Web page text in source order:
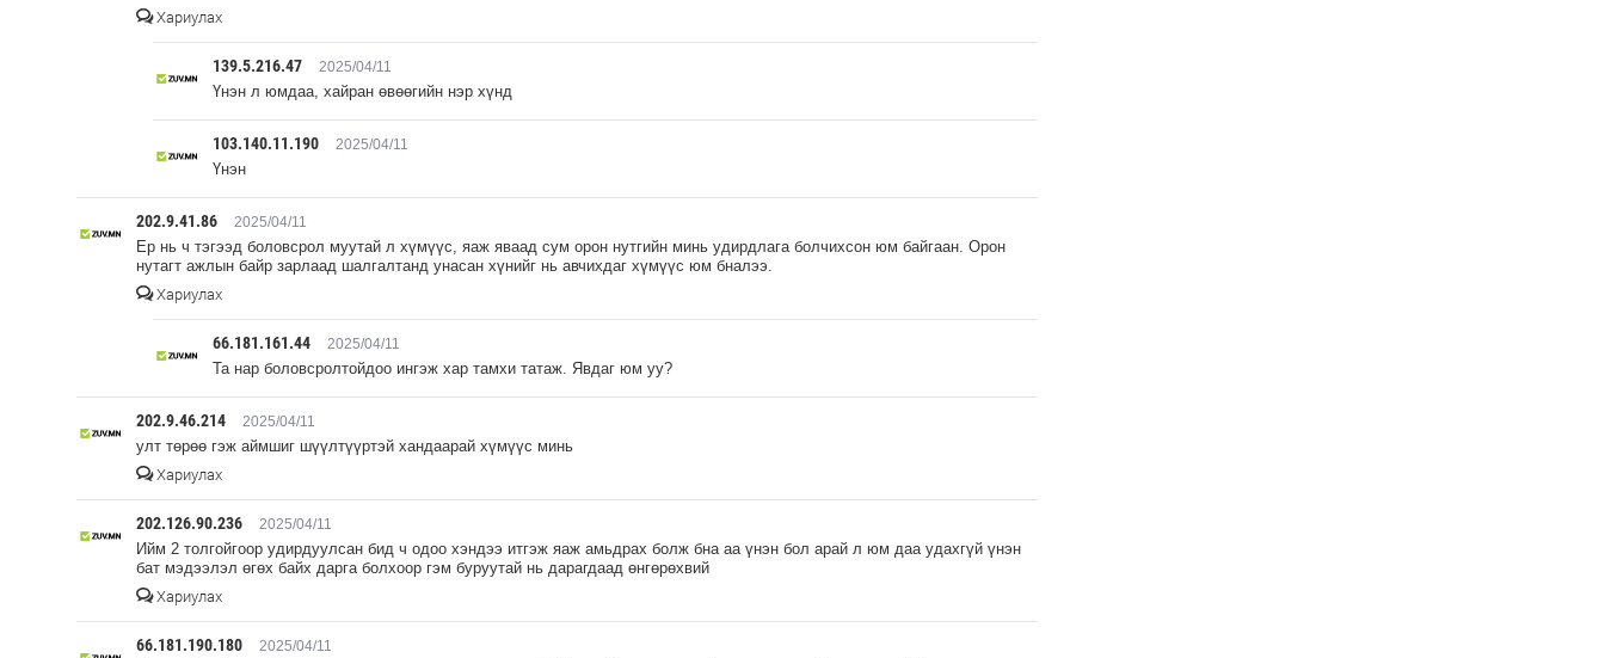
Хариулах
139.5.216.47 2025/04/11
Үнэн л юмдаа, хайран өвөөгийн нэр хүнд
103.140.11.190 2025/04/11
Үнэн
202.9.41.86 2025/04/11
Ер нь ч тэгээд боловсрол муутай л хүмүүс, яаж яваад сум орон нутгийн минь удирдлага болчихсон юм байгаан. Орон
нутагт ажлын байр зарлаад шалгалтанд унасан хүнийг нь авчихдаг хүмүүс юм бналээ.
Хариулах
66.181.161.44 2025/04/11
Та нар боловсролтойдоо ингэж хар тамхи татаж. Явдаг юм уу?
202.9.46.214 2025/04/11
улт төрөө гэж аймшиг шүүлтүүртэй хандаарай хүмүүс минь
Хариулах
202.126.90.236 2025/04/11
Ийм 2 толгойгоор удирдуулсан бид ч одоо хэндээ итгэж яаж амьдрах болж бна аа үнэн бол арай л юм даа удахгүй үнэн
бат мэдээлэл өгөх байх дарга болхоор гэм буруутай нь дарагдаад өнгөрөхвий
Хариулах
66.181.190.180 2025/04/11